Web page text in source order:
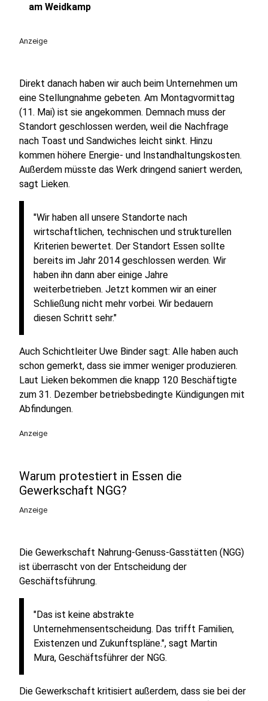
play_circle
am Weidkamp
Anzeige
Direkt danach haben wir auch beim Unternehmen um
eine Stellungnahme gebeten. Am Montagvormittag
(11. Mai) ist sie angekommen. Demnach muss der
Standort geschlossen werden, weil die Nachfrage
nach Toast und Sandwiches leicht sinkt. Hinzu
kommen höhere Energie- und Instandhaltungskosten.
Außerdem müsste das Werk dringend saniert werden,
sagt Lieken.
"Wir haben all unsere Standorte nach
wirtschaftlichen, technischen und strukturellen
Kriterien bewertet. Der Standort Essen sollte
bereits im Jahr 2014 geschlossen werden. Wir
haben ihn dann aber einige Jahre
weiterbetrieben. Jetzt kommen wir an einer
Schließung nicht mehr vorbei. Wir bedauern
diesen Schritt sehr."
Auch Schichtleiter Uwe Binder sagt: Alle haben auch
schon gemerkt, dass sie immer weniger produzieren.
Laut Lieken bekommen die knapp 120 Beschäftigte
zum 31. Dezember betriebsbedingte Kündigungen mit
Abfindungen.
Anzeige
Warum protestiert in Essen die
Gewerkschaft NGG?
Anzeige
Die Gewerkschaft Nahrung-Genuss-Gasstätten (NGG)
ist überrascht von der Entscheidung der
Geschäftsführung.
"Das ist keine abstrakte
Unternehmensentscheidung. Das trifft Familien,
Existenzen und Zukunftspläne.", sagt Martin
Mura, Geschäftsführer der NGG.
Die Gewerkschaft kritisiert außerdem, dass sie bei der